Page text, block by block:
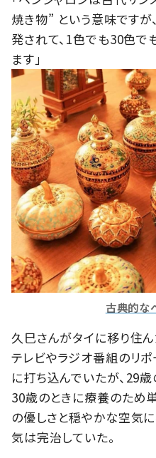
焼き物” という意味です
発されて、1色でも30色で
ます」
古典的な
久巳さんがタイに移り住
テレビやラジオ番組のリ
に打ち込んでいたが、29
30歳のときに療養のため
の優しさと穏やかな空気
気は完治していた。